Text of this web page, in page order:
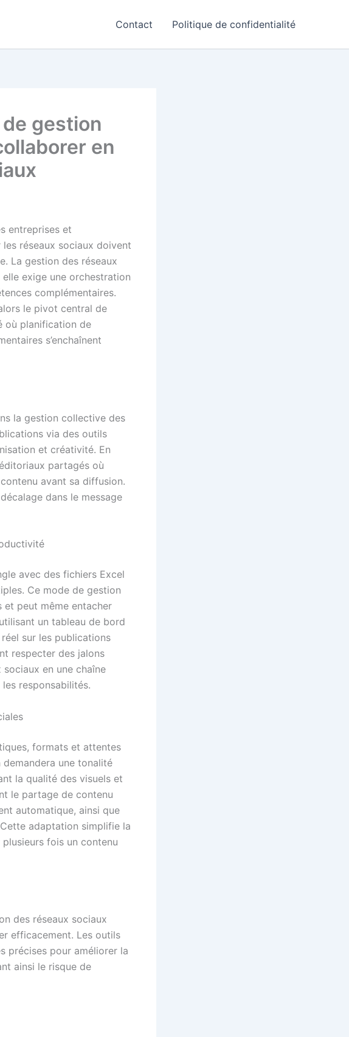
Contact Politique de confidentialité
gestion
en
entreprises et
réseaux sociaux doivent
La gestion des réseaux
exige une orchestration
complémentaires.
le pivot central de
où planification de
s’enchaînent
la gestion collective des
via des outils
et créativité. En
partagés où
avant sa diffusion.
dans le message
avec des fichiers Excel
Ce mode de gestion
et peut même entacher
un tableau de bord
sur les publications
respecter des jalons
en une chaîne
responsabilités.
formats et attentes
une tonalité
la qualité des visuels et
le partage de contenu
automatique, ainsi que
adaptation simplifie la
fois un contenu
des réseaux sociaux
efficacement. Les outils
précises pour améliorer la
ainsi le risque de